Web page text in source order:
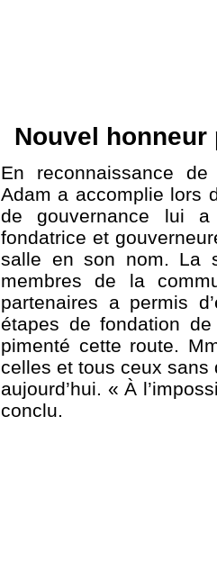
Nouvel honneur
En reconnaissance
Adam a accomplie lors
de gouvernance lui
fondatrice et
salle en son nom. La
membres de la
partenaires a permis
étapes de fondation
pimenté cette route.
celles et tous ceux sans
aujourd’hui. « À
conclu.